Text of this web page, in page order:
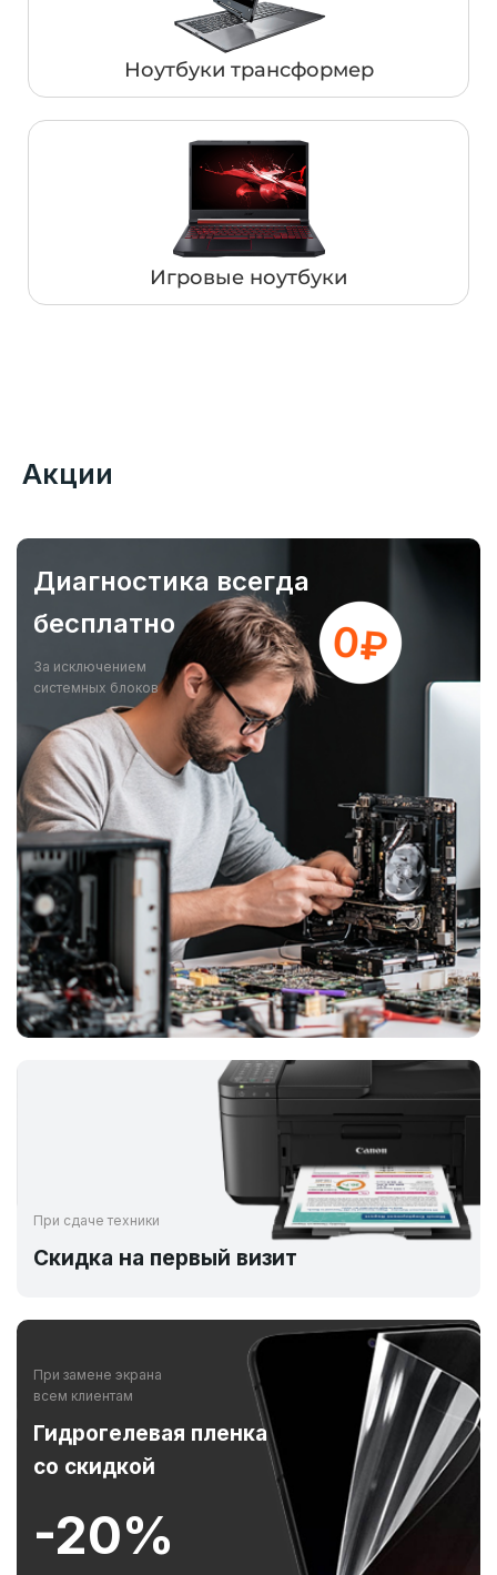
Ноутбуки трансформер
Игровые ноутбуки
Акции
Диагностика всегда
бесплатно
За исключением
системных блоков
При сдаче техники
Скидка на первый визит
При замене экрана
всем клиентам
Гидрогелевая пленка
со скидкой
-20%